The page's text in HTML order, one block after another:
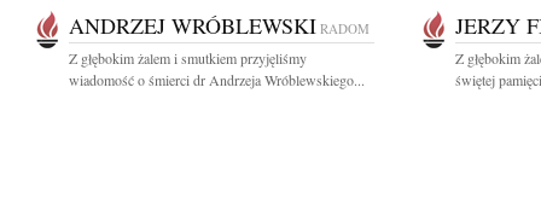
ANDRZEJ WRÓBLEWSKI RADOM
Z głębokim żalem i smutkiem przyjęliśmy
wiadomość o śmierci dr Andrzeja Wróblewskiego...
JERZY
Z głębokim
świętej